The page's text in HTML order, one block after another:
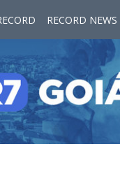
RECORD NEWS